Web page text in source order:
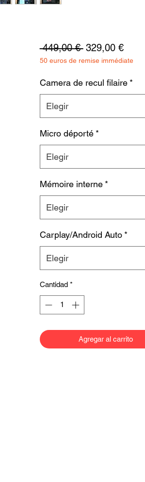
449,00 € Precio
329,00 €Precio
de
oferta
50 euros de remise immédiate
Camera de recul filaire *
Elegir
Micro déporté *
Elegir
Mémoire interne *
Elegir
Carplay/Android Auto *
Elegir
Cantidad *
Agregar al carrito